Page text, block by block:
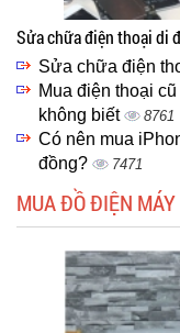
Sửa chữa điện thoại di
Sửa chữa điện
Mua điện thoại
không biết
8761
Có nên mua
đồng?
7471
MUA ĐỒ ĐIỆN MÁY